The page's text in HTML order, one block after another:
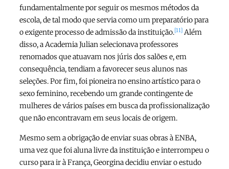
fundamentalmente por seguir os mesmos métodos da
escola, de tal modo que servia como um preparatório para
o exigente processo de admissão da instituição.[11] Além
disso, a Academia Julian selecionava professores
renomados que atuavam nos júris dos salões e, em
consequência, tendiam a favorecer seus alunos nas
seleções. Por fim, foi pioneira no ensino artístico para o
sexo feminino, recebendo um grande contingente de
mulheres de vários países em busca da profissionalização
que não encontravam em seus locais de origem.
Mesmo sem a obrigação de enviar suas obras à ENBA,
uma vez que foi aluna livre da instituição e interrompeu o
curso para ir à França, Georgina decidiu enviar o estudo